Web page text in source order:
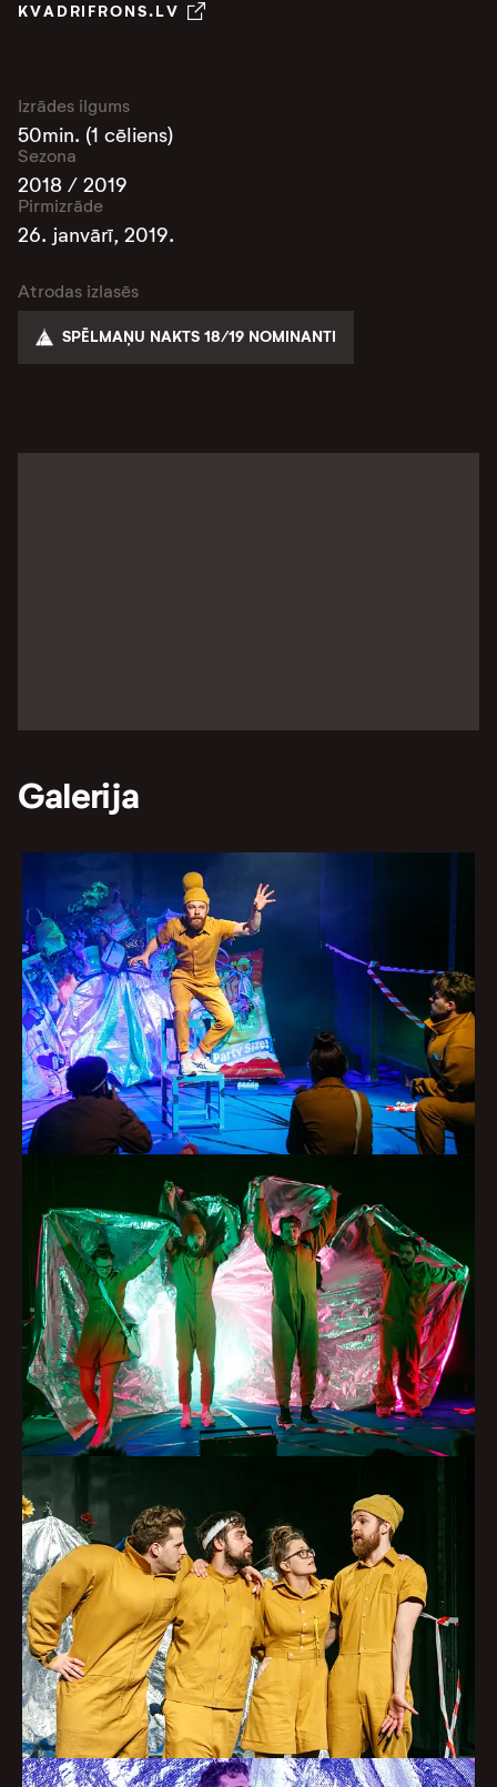
KVADRIFRONS.LV
Izrādes ilgums
50min. (1 cēliens)
Sezona
2018 / 2019
Pirmizrāde
26. janvārī, 2019.
Atrodas izlasēs
SPĒLMAŅU NAKTS 18/19 NOMINANTI
Galerija